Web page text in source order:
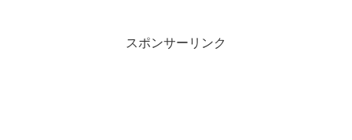
スポンサーリンク